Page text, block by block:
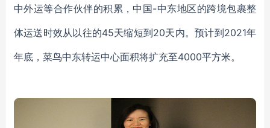
中外运等合作伙伴的积累，中国-中东地区的跨境包裹整
体运送时效从以往的45天缩短到20天内。预计到2021年
年底，菜鸟中东转运中心面积将扩充至4000平方米。